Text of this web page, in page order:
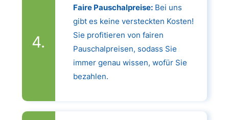
Faire Pauschalpreise:Bei uns
gibt es keine versteckten Kosten!
Sie profitieren von fairen
Pauschalpreisen, sodass Sie
immer genau wissen, wofür Sie
bezahlen.